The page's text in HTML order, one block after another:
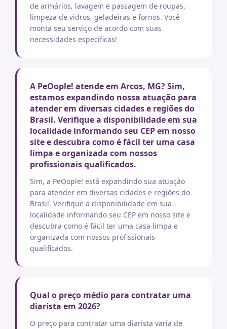
de armários, lavagem e passagem de roupas,
limpeza de vidros, geladeiras e fornos. Você
monta seu serviço de acordo com suas
necessidades específicas!
A PeOople! atende em Arcos, MG? Sim,
estamos expandindo nossa atuação para
atender em diversas cidades e regiões do
Brasil. Verifique a disponibilidade em sua
localidade informando seu CEP em nosso
site e descubra como é fácil ter uma casa
limpa e organizada com nossos
profissionais qualificados.
Sim, a PeOople! está expandindo sua atuação
para atender em diversas cidades e regiões do
Brasil. Verifique a disponibilidade em sua
localidade informando seu CEP em nosso site e
descubra como é fácil ter uma casa limpa e
organizada com nossos profissionais
qualificados.
Qual o preço médio para contratar uma
diarista em 2026?
O preço para contratar uma diarista varia de